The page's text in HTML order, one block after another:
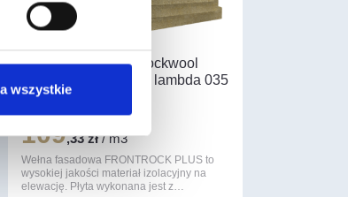
wszystkie
Wełna Fasadowa Rockwool
Frontrock Plus 10cm lambda 035
paczka 1,8m2
109,33 zł/ m3
Wełna fasadowa FRONTROCK PLUS to
wysokiej jakości materiał izolacyjny na
elewację. Płyta wykonana jest z…